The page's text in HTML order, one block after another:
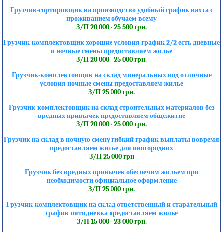
Грузчик-сортировщик на производство удобный график вахта с
проживанием обучаем всему
З/П 20 000 - 25 500 грн.
Грузчик-комплектовщик хорошие условия график 2/2 есть дневные
и ночные смены предоставляем жилье
З/П 20 000 - 25 000 грн.
Грузчик-комплектовщик на склад минеральных вод отличные
условия ночные смены предоставляем жилье
З/П 25 000 грн.
Грузчик-комплектовщик на склад строительных материалов без
вредных привычек предоставляем общежитие
З/П 20 000 - 25 000 грн.
Грузчик на склад в ночную смену гибкий график выплаты вовремя
предоставляем жилье для иногородних
З/П 25 000 грн
Грузчик без вредных привычек обеспечим жильем при
необходимости официальное оформление
З/П 25 000 грн.
Грузчик-комплектовщик на склад ответственный и старательный
график пятидневка предоставляем жилье
З/П 15 000 - 23 000 грн.